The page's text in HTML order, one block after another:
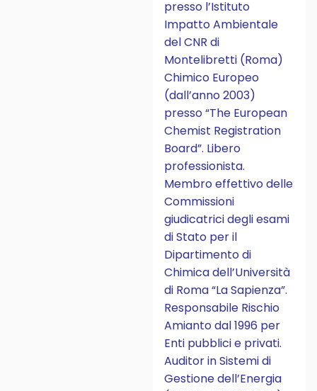
presso l’Istituto
Impatto Ambientale
del CNR di
Montelibretti (Roma)
Chimico Europeo
(dall’anno 2003)
presso “The European
Chemist Registration
Board”. Libero
professionista.
Membro effettivo delle
Commissioni
giudicatrici degli esami
di Stato per il
Dipartimento di
Chimica dell’Università
di Roma “La Sapienza”.
Responsabile Rischio
Amianto dal 1996 per
Enti pubblici e privati.
Auditor in Sistemi di
Gestione dell’Energia